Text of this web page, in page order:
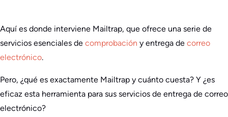
Aquí es donde interviene Mailtrap, que ofrece una serie de
servicios esenciales de comprobación y entrega de correo
electrónico.
Pero, ¿qué es exactamente Mailtrap y cuánto cuesta? Y ¿es
eficaz esta herramienta para sus servicios de entrega de correo
electrónico?